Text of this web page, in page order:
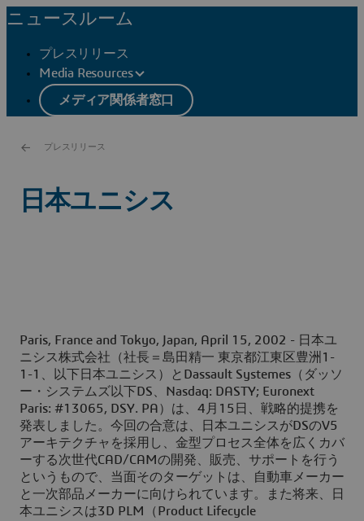
ニュースルーム
プレスリリース
Media Resources
メディア関係者窓口
プレスリリース
日本ユニシス
Paris, France and Tokyo, Japan, April 15, 2002 - 日本ユ
ニシス株式会社（社長＝島田精一 東京都江東区豊洲1-
1-1、以下日本ユニシス）とDassault Systemes（ダッソ
ー・システムズ以下DS、Nasdaq: DASTY; Euronext
Paris: #13065, DSY. PA）は、4月15日、戦略的提携を
発表しました。今回の合意は、日本ユニシスがDSのV5
アーキテクチャを採用し、金型プロセス全体を広くカバ
ーする次世代CAD/CAMの開発、販売、サポートを行う
というもので、当面そのターゲットは、自動車メーカー
と一次部品メーカーに向けられています。また将来、日
本ユニシスは3D PLM（Product Lifecycle